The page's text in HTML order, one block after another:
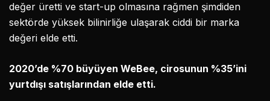
değer üretti ve start-up olmasına rağmen şimdiden
sektörde yüksek bilinirliğe ulaşarak ciddi bir marka
değeri elde etti.
2020’de %70 büyüyen WeBee, cirosunun %35’ini
yurtdışı satışlarından elde etti.